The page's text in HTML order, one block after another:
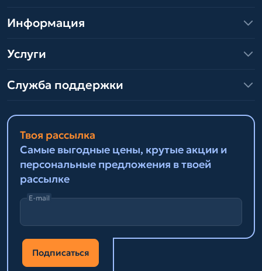
Информация
Услуги
Служба поддержки
Твоя рассылка
Самые выгодные цены, крутые акции и
персональные предложения в твоей
рассылке
E-mail
Подписаться